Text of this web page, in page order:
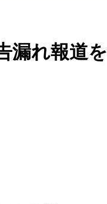
漏れ報道を